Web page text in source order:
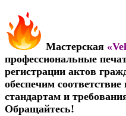
Мастерская
профессиональные
регистрации актов
обеспечим
стандартам и
Обращайтесь!